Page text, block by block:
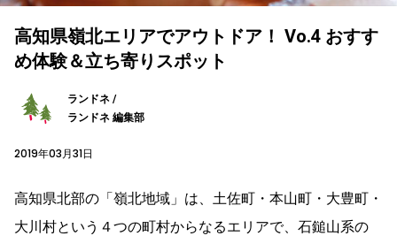
高知県嶺北エリアでアウトドア！ Vo.4 おすす
め体験＆立ち寄りスポット
ランドネ /
ランドネ 編集部
2019年03月31日
高知県北部の「嶺北地域」は、土佐町・本山町・大豊町・
大川村という４つの町村からなるエリアで、石鎚山系の